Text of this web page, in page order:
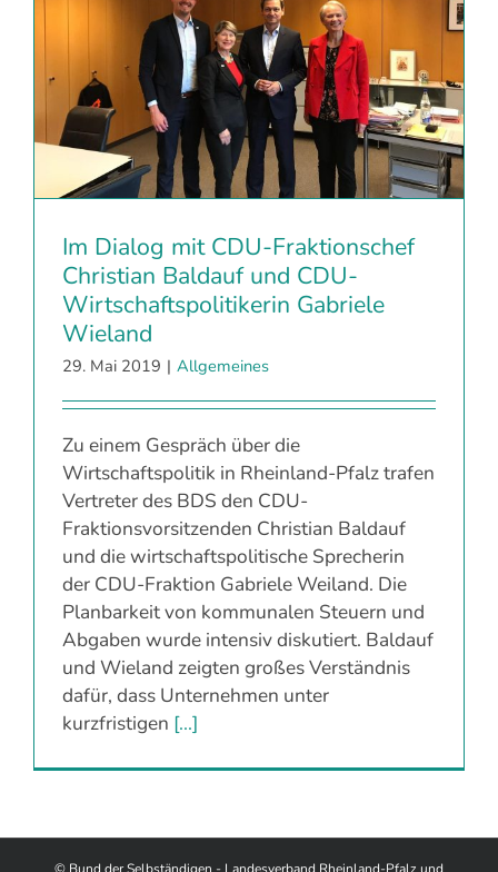
Im Dialog mit CDU-Fraktionschef
Christian Baldauf und CDU-
Wirtschaftspolitikerin Gabriele
Wieland
29. Mai 2019 | Allgemeines
Zu einem Gespräch über die
Wirtschaftspolitik in Rheinland-Pfalz trafen
Vertreter des BDS den CDU-
Fraktionsvorsitzenden Christian Baldauf
und die wirtschaftspolitische Sprecherin
der CDU-Fraktion Gabriele Weiland. Die
Planbarkeit von kommunalen Steuern und
Abgaben wurde intensiv diskutiert. Baldauf
und Wieland zeigten großes Verständnis
dafür, dass Unternehmen unter
kurzfristigen [...]
© Bund der Selbständigen - Landesverband Rheinland-Pfalz und